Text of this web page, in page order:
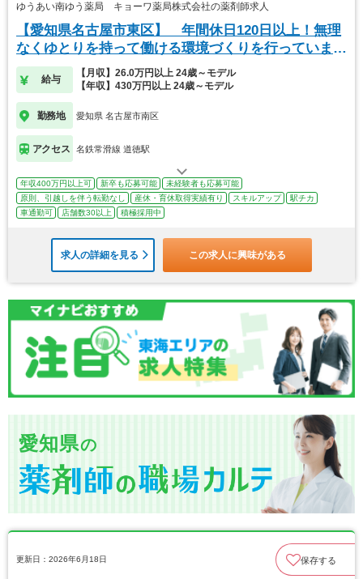
ゆうあい南ゆう薬局 キョーワ薬局株式会社の薬剤師求人
【愛知県名古屋市東区】 年間休日120日以上！無理
なくゆとりを持って働ける環境づくりを行っていま
す。
給与
【月収】26.0万円以上 24歳～モデル
【年収】430万円以上 24歳～モデル
勤務地 愛知県 名古屋市南区
アクセス 名鉄常滑線 道徳駅
年収400万円以上可 新卒も応募可能
未経験者も応募可能
原則、引越しを伴う転勤なし
産休・育休取得実績有り スキルアップ
駅チカ
車通勤可
店舗数30以上 積極採用中
求人の詳細を見る この求人に興味がある
愛知県の
更新日：2026年6月18日 保存する